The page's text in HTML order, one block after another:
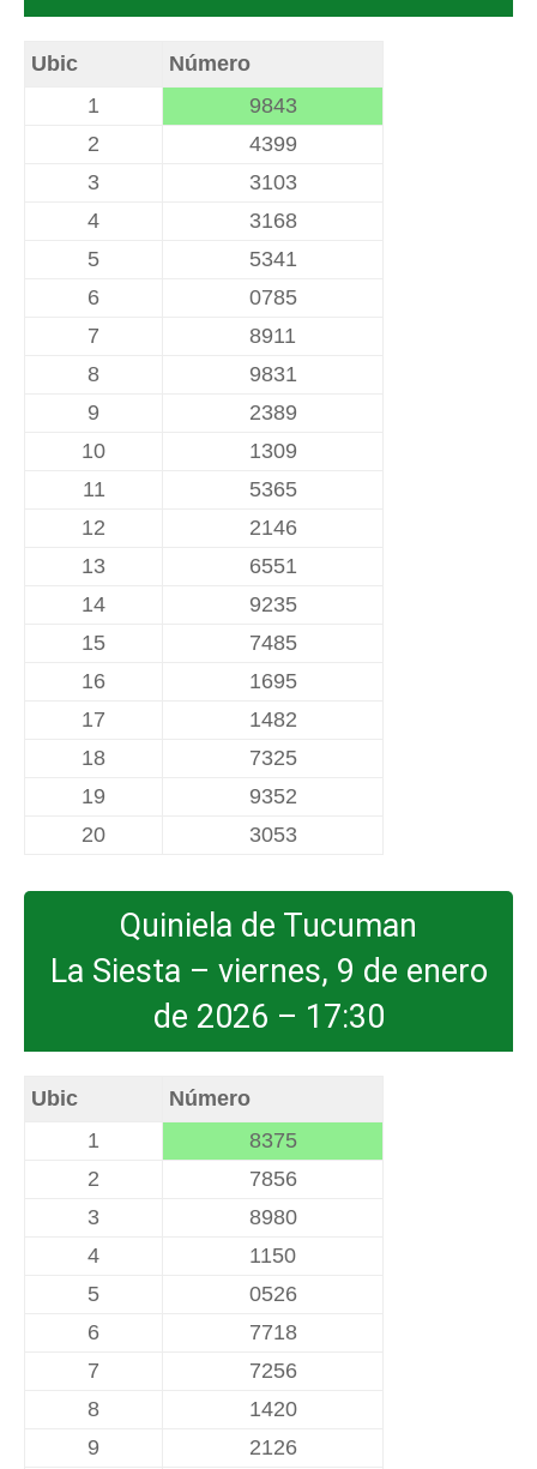
Ubic
Número
1
9843
2
4399
3
3103
4
3168
5
5341
6
0785
7
8911
8
9831
9
2389
10
1309
11
5365
12
2146
13
6551
14
9235
15
7485
16
1695
17
1482
18
7325
19
9352
20
3053
Quiniela de Tucuman
La Siesta – viernes, 9 de enero
de 2026 – 17:30
Ubic
Número
1
8375
2
7856
3
8980
4
1150
5
0526
6
7718
7
7256
8
1420
9
2126